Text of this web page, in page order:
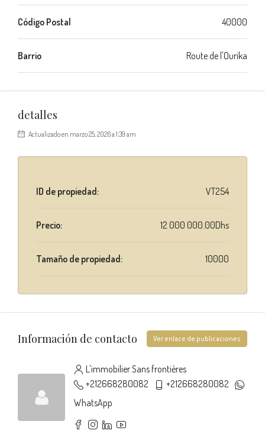
Código Postal 40000
Barrio Route de l'Ourika
detalles
Actualizado en marzo 25, 2026 a 1:39 am
ID de propiedad: VT254
Precio: 12 000 000.00Dhs
Tamaño de propiedad: 10000
Información de contacto Ver enlace de publicaciones
L'immobilier Sans frontières
+212668280082
+212668280082
WhatsApp